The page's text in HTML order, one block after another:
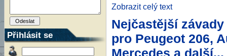
Přihlásit se
Zobrazit celý text
Nejčastější
pro Peugeot 206,
Mercedes a další...